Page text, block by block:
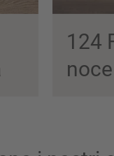
124
noce